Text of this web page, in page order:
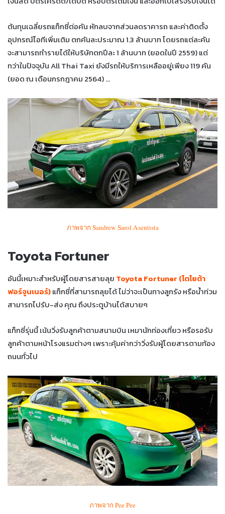
ต้นทุนเฉลี่ยรถแท็กซี่ต่อคัน หักลบจากส่วนลดราคารถ และค่าติดตั้ง
อุปกรณ์ไอทีเพิ่มเติม ตกคันละประมาณ 1.3 ล้านบาท โดยรถแต่ละคัน
จะสามารถทำรายได้ให้บริษัทตกปีละ 1 ล้านบาท (ยอดในปี 2559) แต่
ทว่าในปัจจุบัน All Thai Taxi ยังมีรถให้บริการเหลืออยู่เพียง 119 คัน
(ยอด ณ เดือนกรกฎาคม 2564) …
ภาพจาก Sandrew Sarol Asentista
Toyota Fortuner
อันนี้เหมาะสำหรับผู้โดยสารสายลุย Toyota Fortuner (โตโยต้า
ฟอร์จูนเนอร์)แท็กซี่ที่สามารถลุยได้ ไม่ว่าจะเป็นทางลูกรัง หรือน้ำท่วม
สามารถไปรับ-ส่ง คุณ ถึงประตูบ้านได้สบายๆ
แท็กซี่รุ่นนี้ เน้นวิ่งรับลูกค้าตามสนามบิน เหมานักท่องเที่ยว หรือรอรับ
ลูกค้าตามหน้าโรงแรมต่างๆ เพราะคุ้มค่ากว่าวิ่งรับผู้โดยสารตามท้อง
ถนนทั่วไป
ภาพจาก Pee Pee